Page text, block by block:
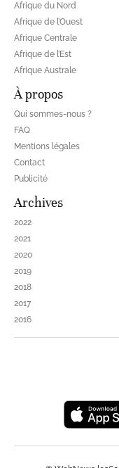
Afrique du Nord
Afrique de l’Ouest
Afrique Centrale
Afrique de l’Est
Afrique Australe
À propos
Qui sommes-nous ?
FAQ
Mentions légales
Contact
Publicité
Archives
2022
2021
2020
2019
2018
2017
2016